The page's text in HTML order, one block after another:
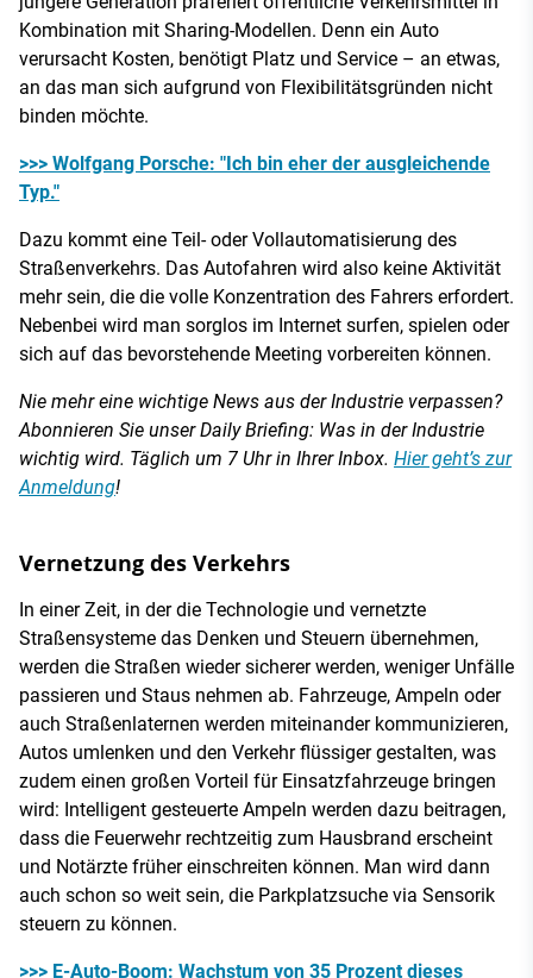
Kombination mit Sharing-Modellen. Denn ein Auto
verursacht Kosten, benötigt Platz und Service – an etwas,
an das man sich aufgrund von Flexibilitätsgründen nicht
binden möchte.
>>> Wolfgang Porsche: "Ich bin eher der ausgleichende
Typ."
Dazu kommt eine Teil- oder Vollautomatisierung des
Straßenverkehrs. Das Autofahren wird also keine Aktivität
mehr sein, die die volle Konzentration des Fahrers erfordert.
Nebenbei wird man sorglos im Internet surfen, spielen oder
sich auf das bevorstehende Meeting vorbereiten können.
Nie mehr eine wichtige News aus der Industrie verpassen?
Abonnieren Sie unser Daily Briefing: Was in der Industrie
wichtig wird. Täglich um 7 Uhr in Ihrer Inbox. Hier geht’s zur
Anmeldung!
Vernetzung des Verkehrs
In einer Zeit, in der die Technologie und vernetzte
Straßensysteme das Denken und Steuern übernehmen,
werden die Straßen wieder sicherer werden, weniger Unfälle
passieren und Staus nehmen ab. Fahrzeuge, Ampeln oder
auch Straßenlaternen werden miteinander kommunizieren,
Autos umlenken und den Verkehr flüssiger gestalten, was
zudem einen großen Vorteil für Einsatzfahrzeuge bringen
wird: Intelligent gesteuerte Ampeln werden dazu beitragen,
dass die Feuerwehr rechtzeitig zum Hausbrand erscheint
und Notärzte früher einschreiten können. Man wird dann
auch schon so weit sein, die Parkplatzsuche via Sensorik
steuern zu können.
>>> E-Auto-Boom: Wachstum von 35 Prozent dieses